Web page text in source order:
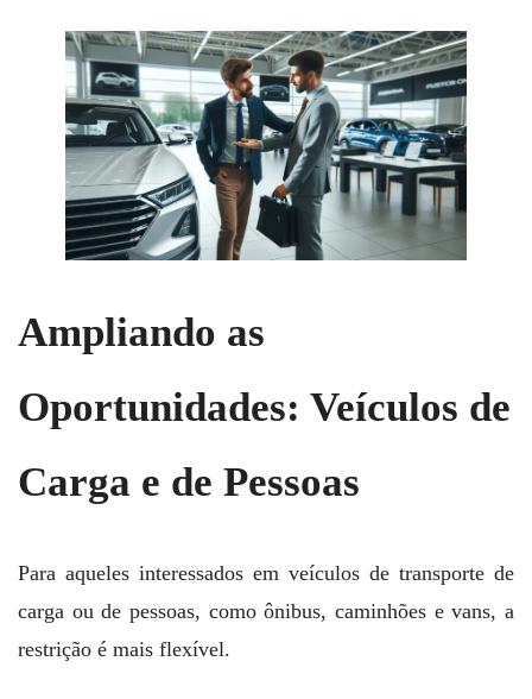
Ampliando as
Oportunidades: Veículos de
Carga e de Pessoas
Para aqueles interessados em veículos de transporte de
carga ou de pessoas, como ônibus, caminhões e vans, a
restrição é mais flexível.